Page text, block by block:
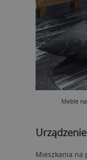
Meble
Mieszkania na